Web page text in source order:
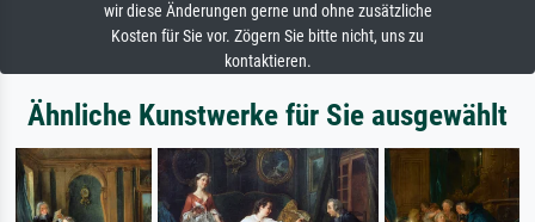
wir diese Änderungen gerne und ohne zusätzliche
Kosten für Sie vor. Zögern Sie bitte nicht, uns zu
kontaktieren.
Ähnliche Kunstwerke für Sie ausgewählt